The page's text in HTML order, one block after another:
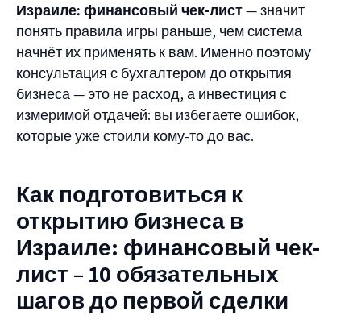
Израиле: финансовый чек-лист— значит
понять правила игры раньше, чем система
начнёт их применять к вам. Именно поэтому
консультация с бухгалтером до открытия
бизнеса — это не расход, а инвестиция с
измеримой отдачей: вы избегаете ошибок,
которые уже стоили кому-то до вас.
Как подготовиться к
открытию бизнеса в
Израиле: финансовый чек-
лист – 10 обязательных
шагов до первой сделки